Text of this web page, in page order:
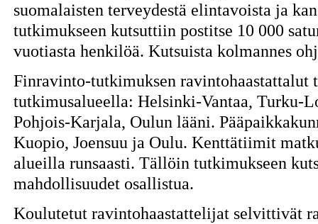
suomalaisten terveydestä elintavoista ja
tutkimukseen kutsuttiin postitse 10 000
vuotiasta henkilöä. Kutsuista kolmannes
Finravinto-tutkimuksen
tutkimusalueella: Helsinki-Vantaa, Turku-
Pohjois-Karjala, Oulun lääni.
Kuopio, Joensuu ja Oulu. Kenttätiimit
alueilla runsaasti. Tällöin tutkimukseen
mahdollisuudet osallistua.
Koulutetut ravintohaastattelijat selvittivät